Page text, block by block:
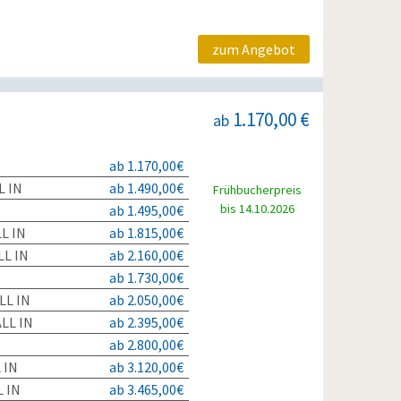
zum Angebot
ab 1.170,00 €
ab 1.170,00€
IN
ab 1.490,00€
ab 1.495,00€
IN
ab 1.815,00€
IN
ab 2.160,00€
ab 1.730,00€
IN
ab 2.050,00€
IN
ab 2.395,00€
ab 2.800,00€
IN
ab 3.120,00€
IN
ab 3.465,00€
Frühbucherpreis
bis 14.10.2026